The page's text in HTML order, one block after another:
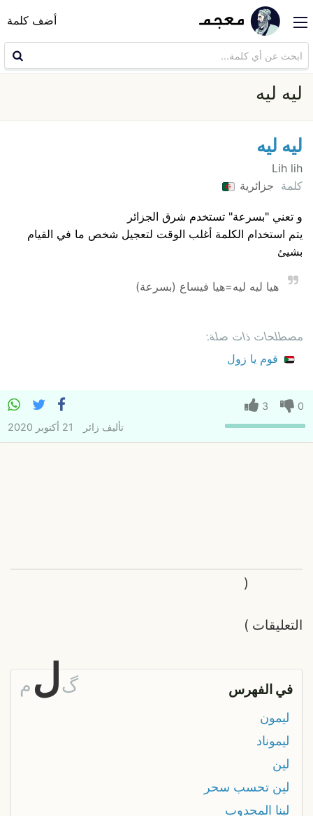
أضف كلمة
ليه ليه
ليه ليه
Lih lih
كلمة جزائرية
و تعني "بسرعة" تستخدم شرق الجزائر
يتم استخدام الكلمة أغلب الوقت لتعجيل شخص ما في القيام
بشيئ
هيا ليه ليه=هيا فيساع (بسرعة)
مصطلحات ذات صلة:
قوم يا زول
0
3
تأليف زائر 21 أكتوبر 2020
التعليقات
(
)
في الفهرس گل م
ليمون
ليموناد
لين
لين تحسب سحر
لينا المجدوب